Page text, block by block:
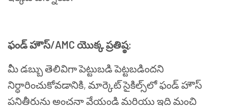
ఫండ్హౌస్/AMC యొక్కప్రతిష్ఠ:
మీడబ్బుతెలివిగాపెట్టుబడి పెట్టబడిందని
నిర్ధారించుకోవడానికి, మార్కెట్సైకిల్స్లోఫండ్ హౌస్
పనితీరునుఅంచనావేయండి మరియుఇదిమంచి